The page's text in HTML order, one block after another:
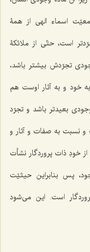
اسماء الهی از همۀ
است، حتّی از ملائکۀ
تجرّدش بیشتر باشد،
خود و به آثار اوست هم
بعیدتر باشد و تجرّد
و نسبت به صفات و آثار و
خودِ ذات پروردگار نشأت
پس بنابراین حیثیّت
است. این می‌شود